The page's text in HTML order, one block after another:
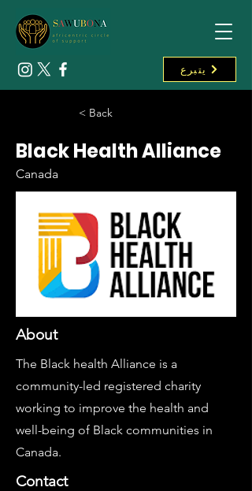
يتبرع
< Back
Black Health Alliance
Canada
About
The Black health Alliance is a
community-led registered charity
working to improve the health and
well-being of Black communities in
Canada.
Contact